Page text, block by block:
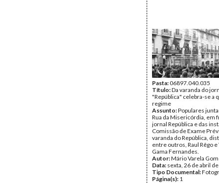
Pasta:06897.040.035
Título:Da varanda do
"República" celebra-se a
regime
Assunto:Populares
Rua da Misericórdia, em
jornal República e das
Comissão de Exame
varanda do República,
entre outros, Raul Rêgo e
Gama Fernandes.
Autor:Mário Varela
Data: sexta, 26 de abril
Tipo Documental:
Página(s): 1